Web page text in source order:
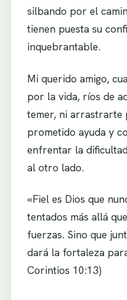
silbando por el
tienen puesta su
inquebrantable.
Mi querido amigo,
por la vida, ríos de
temer, ni arrastrarte
prometido ayuda y
enfrentar la
al otro lado.
«Fiel es Dios que
tentados más allá
fuerzas. Sino que
dará la fortaleza
Corintios 10:13)